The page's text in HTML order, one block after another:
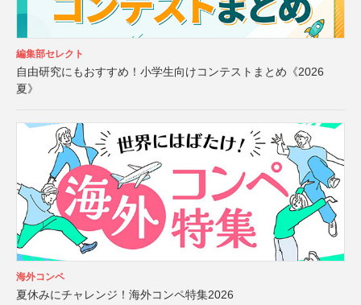
編集部セレクト
自由研究にもおすすめ！小学生向けコンテストまとめ《2026
夏》
海外コンペ
夏休みにチャレンジ！海外コンペ特集2026